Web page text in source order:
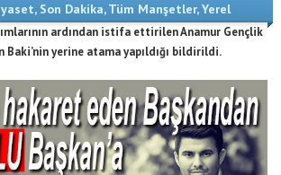
, Son Dakika,Tüm Manşetler,Yerel
ardından istifa ettirilen Anamur Gençlik
Baki’nin yerine atama yapıldığı bildirildi.